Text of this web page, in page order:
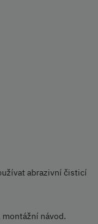
abrazivní čisticí
návod.